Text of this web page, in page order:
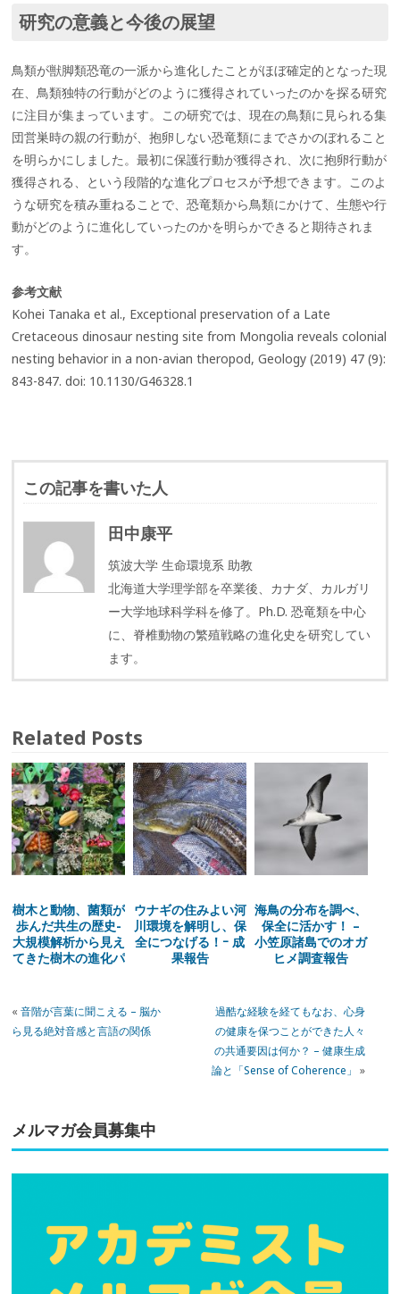
研究の意義と今後の展望
鳥類が獣脚類恐竜の一派から進化したことがほぼ確定的となった現
在、鳥類独特の行動がどのように獲得されていったのかを探る研究
に注目が集まっています。この研究では、現在の鳥類に見られる集
団営巣時の親の行動が、抱卵しない恐竜類にまでさかのぼれること
を明らかにしました。最初に保護行動が獲得され、次に抱卵行動が
獲得される、という段階的な進化プロセスが予想できます。このよ
うな研究を積み重ねることで、恐竜類から鳥類にかけて、生態や行
動がどのように進化していったのかを明らかできると期待されま
す。
参考文献
Kohei Tanaka et al., Exceptional preservation of a Late
Cretaceous dinosaur nesting site from Mongolia reveals colonial
nesting behavior in a non-avian theropod, Geology (2019) 47 (9):
843-847. doi: 10.1130/G46328.1
この記事を書いた人
田中康平
筑波大学 生命環境系 助教
北海道大学理学部を卒業後、カナダ、カルガリ
ー大学地球科学科を修了。Ph.D. 恐竜類を中心
に、脊椎動物の繁殖戦略の進化史を研究してい
ます。
Related Posts
樹木と動物、菌類が
歩んだ共生の歴史-
大規模解析から見え
てきた樹木の進化パ
ウナギの住みよい河
川環境を解明し、保
全につなげる！ｰ 成
果報告
海鳥の分布を調べ、
保全に活かす！ –
小笠原諸島でのオガ
ヒメ調査報告
«音階が言葉に聞こえる – 脳か
ら見る絶対音感と言語の関係
過酷な経験を経てもなお、心身
の健康を保つことができた人々
の共通要因は何か？ – 健康生成
論と「Sense of Coherence」 »
メルマガ会員募集中